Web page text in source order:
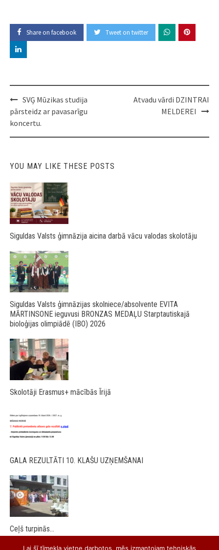
Share on facebook Tweet on twitter
Post
navigation
SVĢ Mūzikas studija
pārsteidz ar pavasarīgu
koncertu.
Atvadu vārdi DZINTRAI
MELDEREI
YOU MAY LIKE THESE POSTS
Siguldas Valsts ģimnāzija aicina darbā vācu valodas skolotāju
Siguldas Valsts ģimnāzijas skolniece/absolvente EVITA
MĀRTINSONE ieguvusi BRONZAS MEDAĻU Starptautiskajā
bioloģijas olimpiādē (IBO) 2026
Skolotāji Erasmus+ mācībās Īrijā
GALA REZULTĀTI 10. KLAŠU UZŅEMŠANAI
Ceļš turpinās…
Lai šī tīmekļa vietne darbotos, mēs izmantojam tehniskās